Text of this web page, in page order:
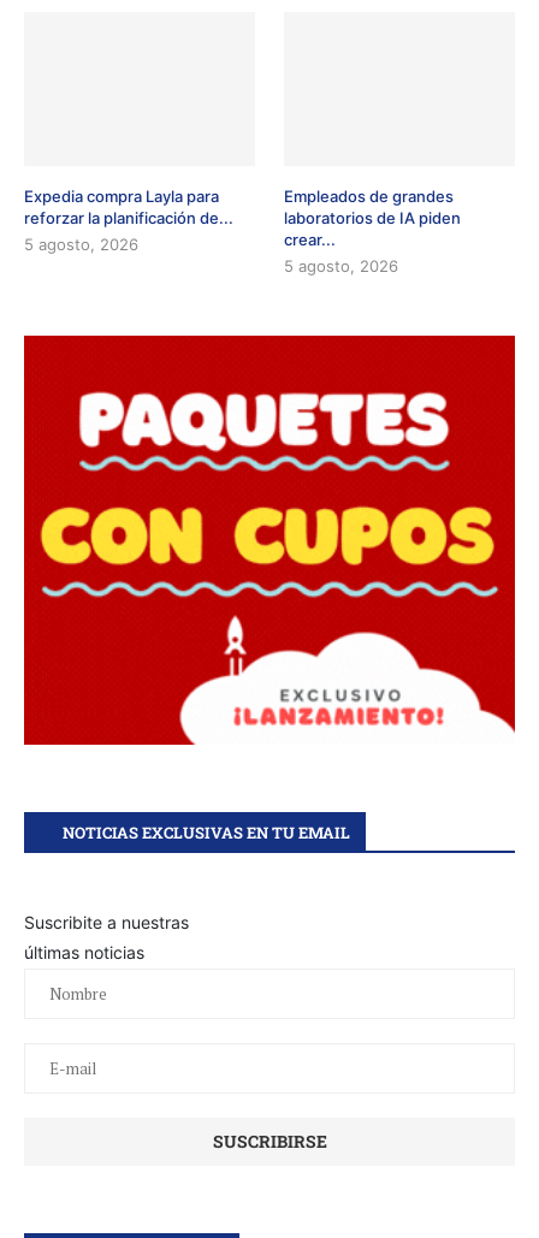
Expedia compra Layla para
reforzar la planificación de...
5 agosto, 2026
Empleados de grandes
laboratorios de IA piden
crear...
5 agosto, 2026
NOTICIAS EXCLUSIVAS EN TU EMAIL
Suscribite a nuestras
últimas noticias